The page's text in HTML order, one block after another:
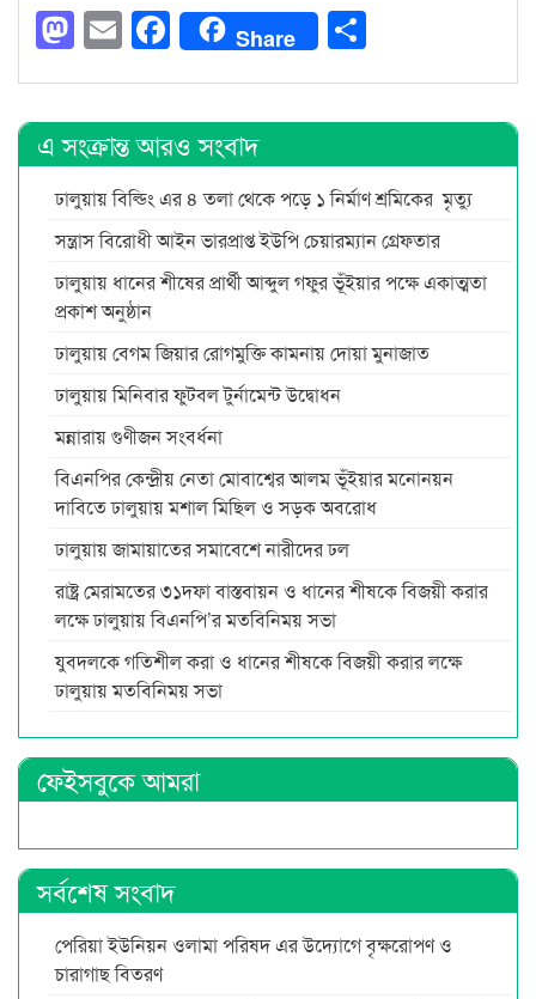
Mastodon
EmailFacebook
Share
এ সংক্রান্ত আরও সংবাদ
ঢালুয়ায় বিল্ডিং এর ৪ তলা থেকে পড়ে ১ নির্মাণ শ্রমিকের মৃত্যু
সন্ত্রাস বিরোধী আইন ভারপ্রাপ্ত ইউপি চেয়ারম্যান গ্রেফতার
ঢালুয়ায় ধানের শীষের প্রার্থী আব্দুল গফুর ভূঁইয়ার পক্ষে একাত্মতা
প্রকাশ অনুষ্ঠান
ঢালুয়ায় বেগম জিয়ার রোগমুক্তি কামনায় দোয়া মুনাজাত
ঢালুয়ায় মিনিবার ফুটবল টুর্নামেন্ট উদ্বোধন
মন্নারায় গুণীজন সংবর্ধনা
বিএনপির কেন্দ্রীয় নেতা মোবাশ্বের আলম ভূঁইয়ার মনোনয়ন
দাবিতে ঢালুয়ায় মশাল মিছিল ও সড়ক অবরোধ
ঢালুয়ায় জামায়াতের সমাবেশে নারীদের ঢল
রাষ্ট্র মেরামতের ৩১দফা বাস্তবায়ন ও ধানের শীষকে বিজয়ী করার
লক্ষে ঢালুয়ায় বিএনপি’র মতবিনিময় সভা
যুবদলকে গতিশীল করা ও ধানের শীষকে বিজয়ী করার লক্ষে
ঢালুয়ায় মতবিনিময় সভা
ফেইসবুকে আমরা
সর্বশেষ সংবাদ
পেরিয়া ইউনিয়ন ওলামা পরিষদ এর উদ্যোগে বৃক্ষরোপণ ও
চারাগাছ বিতরণ